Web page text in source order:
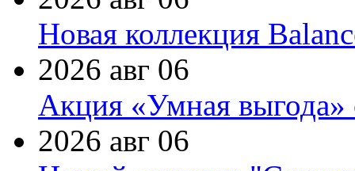
Новая коллекция
2026 авг 06
Акция «Умная выгода»
2026 авг 06